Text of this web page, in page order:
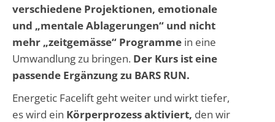
verschiedene Projektionen, emotionale
und „mentale Ablagerungen“ und nicht
mehr „zeitgemässe“ Programme in eine
Umwandlung zu bringen. Der Kurs ist eine
passende Ergänzung zu BARS RUN.
Energetic Facelift geht weiter und wirkt tiefer,
es wird ein Körperprozess aktiviert, den wir